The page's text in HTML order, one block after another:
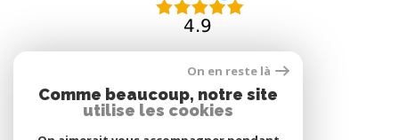
ADHÉRENTS
On en reste là
Comme beaucoup, notre site
utilise les cookies